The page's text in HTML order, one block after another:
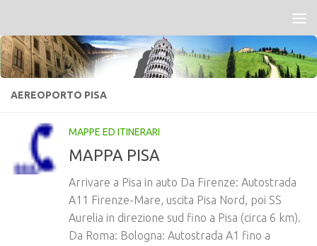
AEREOPORTO PISA
MAPPE ED ITINERARI
MAPPA PISA
Arrivare a Pisa in auto Da Firenze: Autostrada
A11 Firenze-Mare, uscita Pisa Nord, poi SS
Aurelia in direzione sud fino a Pisa (circa 6 km).
Da Roma: Bologna: Autostrada A1 fino a